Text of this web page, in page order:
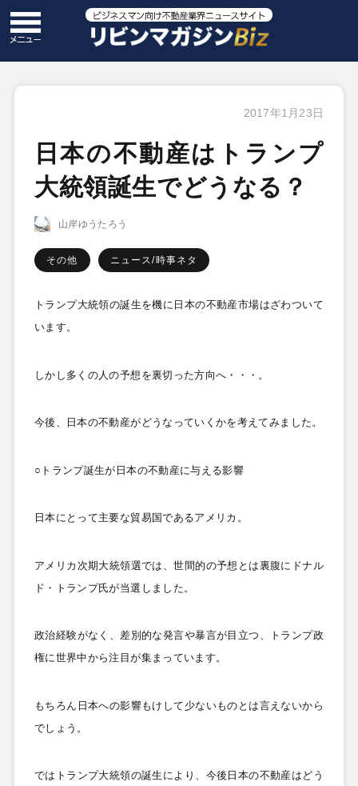
2017年1月23日
日本の不動産はトランプ
大統領誕生でどうなる？
山岸ゆうたろう
その他 ニュース/時事ネタ
トランプ大統領の誕生を機に日本の不動産市場はざわついて
います。
しかし多くの人の予想を裏切った方向へ・・・。
今後、日本の不動産がどうなっていくかを考えてみました。
○トランプ誕生が日本の不動産に与える影響
日本にとって主要な貿易国であるアメリカ。
アメリカ次期大統領選では、世間的の予想とは裏腹にドナル
ド・トランプ氏が当選しました。
政治経験がなく、差別的な発言や暴言が目立つ、トランプ政
権に世界中から注目が集まっています。
もちろん日本への影響もけして少ないものとは言えないから
でしょう。
ではトランプ大統領の誕生により、今後日本の不動産はどう